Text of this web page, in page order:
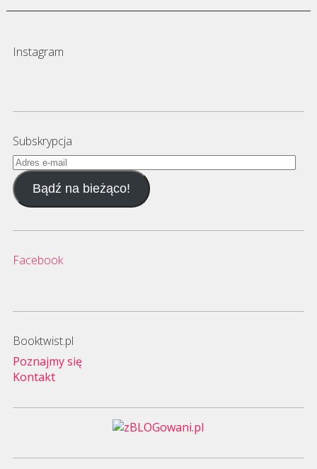
Instagram
Subskrypcja
Adres
e-
mailBądź na bieżąco!
Facebook
Booktwist.pl
Poznajmy się
Kontakt